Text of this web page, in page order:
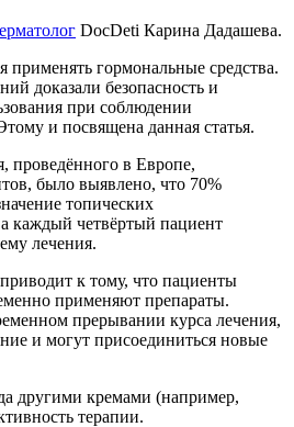
DocDeti Карина Дадашева.
применять гормональные средства.
доказали безопасность и
при соблюдении
и посвящена данная статья.
проведённого в Европе,
было выявлено, что 70%
топических
каждый четвёртый пациент
лечения.
к тому, что пациенты
применяют препараты.
прерывании курса лечения,
и могут присоединиться новые
другими кремами (например,
терапии.